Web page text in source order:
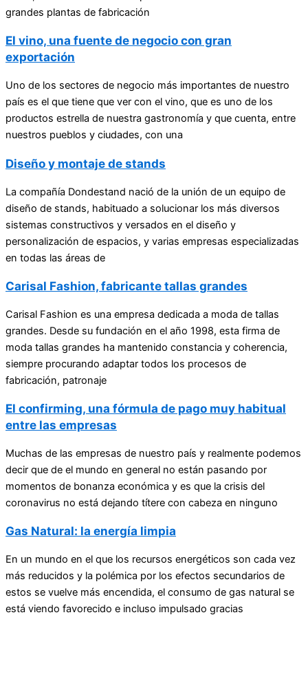
grandes plantas de fabricación
El vino, una fuente de negocio con gran
exportación
Uno de los sectores de negocio más importantes de nuestro
país es el que tiene que ver con el vino, que es uno de los
productos estrella de nuestra gastronomía y que cuenta, entre
nuestros pueblos y ciudades, con una
Diseño y montaje de stands
La compañía Dondestand nació de la unión de un equipo de
diseño de stands, habituado a solucionar los más diversos
sistemas constructivos y versados en el diseño y
personalización de espacios, y varias empresas especializadas
en todas las áreas de
Carisal Fashion, fabricante tallas grandes
Carisal Fashion es una empresa dedicada a moda de tallas
grandes. Desde su fundación en el año 1998, esta firma de
moda tallas grandes ha mantenido constancia y coherencia,
siempre procurando adaptar todos los procesos de
fabricación, patronaje
El confirming, una fórmula de pago muy habitual
entre las empresas
Muchas de las empresas de nuestro país y realmente podemos
decir que de el mundo en general no están pasando por
momentos de bonanza económica y es que la crisis del
coronavirus no está dejando títere con cabeza en ninguno
Gas Natural: la energía limpia
En un mundo en el que los recursos energéticos son cada vez
más reducidos y la polémica por los efectos secundarios de
estos se vuelve más encendida, el consumo de gas natural se
está viendo favorecido e incluso impulsado gracias